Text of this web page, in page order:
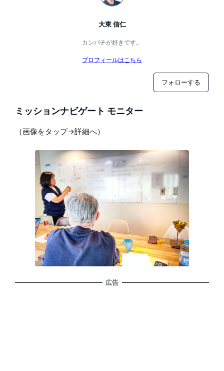
大東 信仁
カンパチが好きです。
プロフィールはこちら
フォローする
ミッションナビゲート モニター
（画像をタップ→詳細へ）
広告